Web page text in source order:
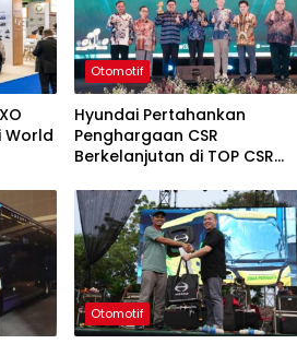
World
Otomotif
Hyundai Pertahankan
Penghargaan CSR
Berkelanjutan di TOP CSR
Otomotif